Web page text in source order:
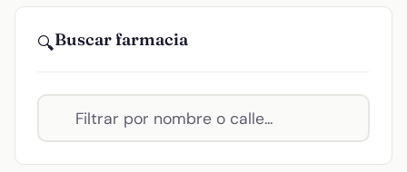
🔍Buscar farmacia